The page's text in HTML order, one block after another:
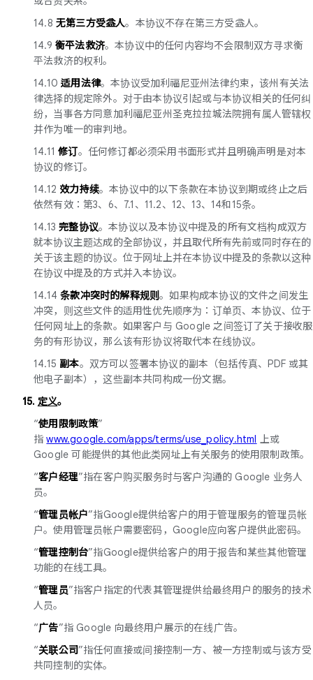
14.8 无第三方受益人。本协议不存在第三方受益人。
14.9 衡平法救济。本协议中的任何内容均不会限制双方寻求衡
平法救济的权利。
14.10适用法律。本协议受加利福尼亚州法律约束，该州有关法
律选择的规定除外。对于由本协议引起或与本协议相关的任何纠
纷，当事各方同意加利福尼亚州圣克拉拉城法院拥有属人管辖权
并作为唯一的审判地。
14.11修订。任何修订都必须采用书面形式并且明确声明是对本
协议的修订。
14.12 效力持续。本协议中的以下条款在本协议到期或终止之后
依然有效：第3、6、7.1、11.2、12、13、14和15条。
14.13完整协议。本协议以及本协议中提及的所有文档构成双方
就本协议主题达成的全部协议，并且取代所有先前或同时存在的
关于该主题的协议。位于网址上并在本协议中提及的条款以这种
在协议中提及的方式并入本协议。
14.14条款冲突时的解释规则。如果构成本协议的文件之间发生
冲突，则这些文件的适用性优先顺序为：订单页、本协议、位于
任何网址上的条款。如果客户与 Google 之间签订了关于接收服
务的有形协议，那么该有形协议将取代本在线协议。
14.15 副本。双方可以签署本协议的副本（包括传真、PDF 或其
他电子副本），这些副本共同构成一份文据。
15. 定义。
“使用限制政策”
指www.google.com/apps/terms/use_policy.html 上或
Google 可能提供的其他此类网址上有关服务的使用限制政策。
“客户经理”指在客户购买服务时与客户沟通的 Google 业务人
员。
“管理员帐户”指Google提供给客户的用于管理服务的管理员帐
户。使用管理员帐户需要密码，Google应向客户提供此密码。
“管理控制台”指Google提供给客户的用于报告和某些其他管理
功能的在线工具。
“管理员”指客户指定的代表其管理提供给最终用户的服务的技术
人员。
“广告”指 Google 向最终用户展示的在线广告。
“关联公司”指任何直接或间接控制一方、被一方控制或与该方受
共同控制的实体。